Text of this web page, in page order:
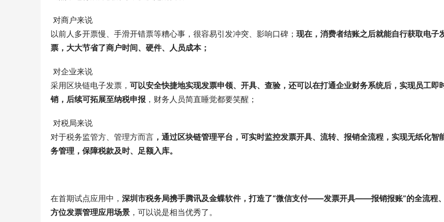
对商户来说
以前人多开票慢、手滑开错票等糟心事，很容易引发冲突、影响口碑； 现在，消费者结账之后就能自行获取电子
票，大大节省了商户时间、硬件、人员成本；
对企业来说
采用区块链电子发票， 可以安全快捷地实现发票申领、开具、查验，还可以在打通企业财务系统后，实现员工即
销，后续可拓展至纳税申报 ，财务人员简直睡觉都要笑醒；
对税局来说
对于税务监管方、管理方而言 ，通过区块链管理平台，可实时监控发票开具、流转、报销全流程，实现无纸化智
务管理，保障税款及时、足额入库。
在首期试点应用中， 深圳市税务局携手腾讯及金蝶软件，打造了“微信支付——发票开具——报销报账”的全流程
方位发票管理应用场景 ，可以说是相当优秀了。